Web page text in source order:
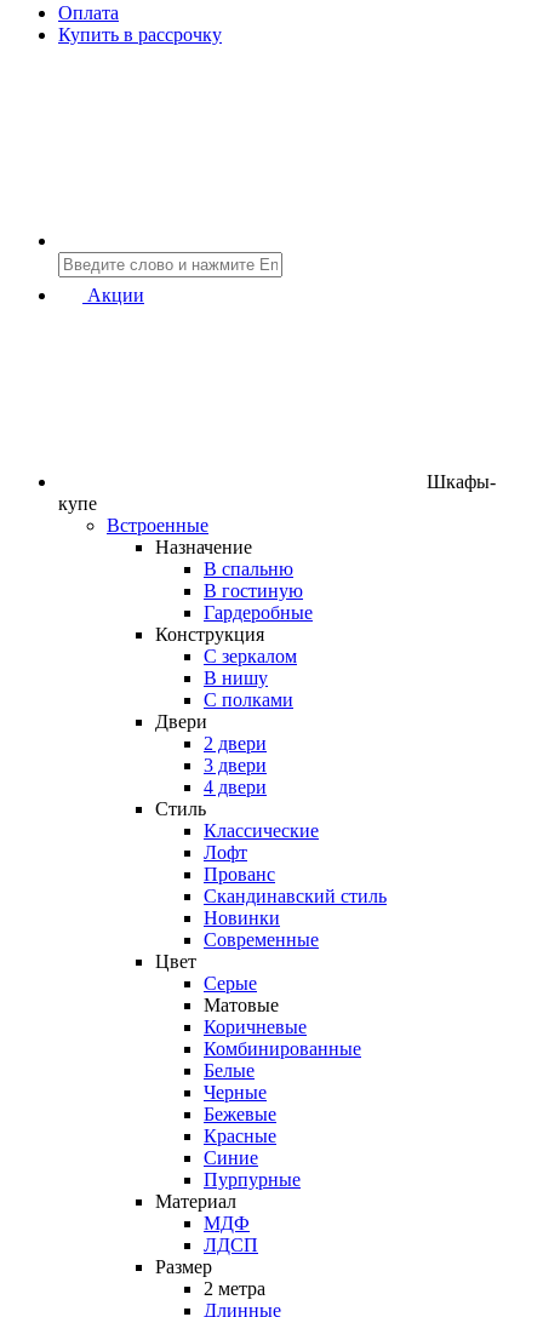
Оплата
Купить в рассрочку
Акции
Шкафы-
купе
Встроенные
Назначение
В спальню
В гостиную
Гардеробные
Конструкция
C зеркалом
В нишу
С полками
Двери
2 двери
3 двери
4 двери
Стиль
Классические
Лофт
Прованс
Скандинавский стиль
Новинки
Современные
Цвет
Серые
Матовые
Коричневые
Комбинированные
Белые
Черные
Бежевые
Красные
Синие
Пурпурные
Материал
МДФ
ЛДСП
Размер
2 метра
Длинные